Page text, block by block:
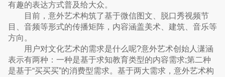
有趣的表达方式普及给大众。
目前，意外艺术构筑了基于微信图文、脱口秀视频节
目、音频等形式的传播矩阵，内容涵盖美术、建筑、音乐等
方向。
用户对文化艺术的需求是什么呢?意外艺术创始人潇涵
表示有两种：一种是基于求知教育类型的内容需求;第二种
是基于“买买买”的消费型需求。基于两大需求，意外艺术构